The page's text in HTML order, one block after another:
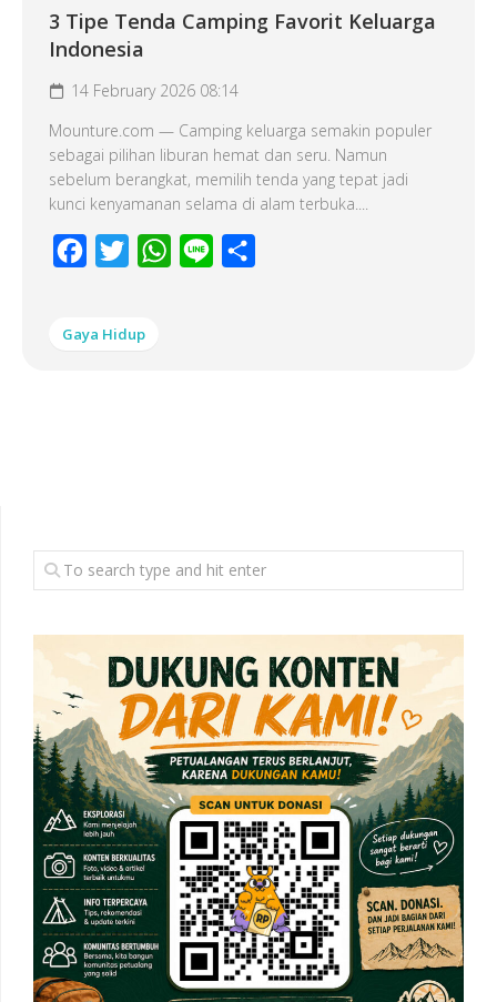
3 Tipe Tenda Camping Favorit Keluarga
Indonesia
14 February 2026 08:14
Mounture.com — Camping keluarga semakin populer
sebagai pilihan liburan hemat dan seru. Namun
sebelum berangkat, memilih tenda yang tepat jadi
kunci kenyamanan selama di alam terbuka....
Facebook
Twitter WhatsApp
Line
Gaya Hidup